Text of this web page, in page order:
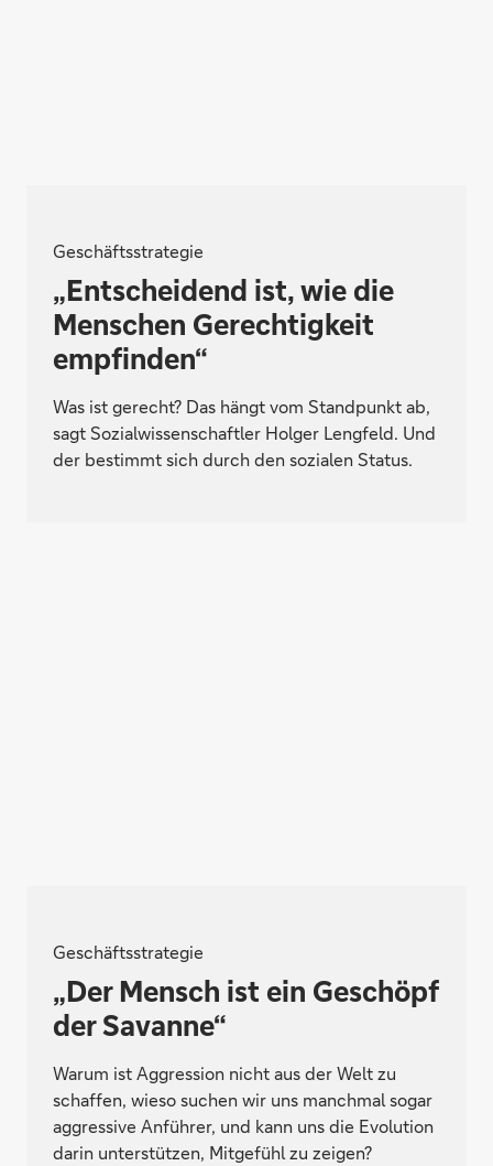
Geschäftsstrategie
„Entscheidend ist, wie die
Menschen Gerechtigkeit
empfinden“
Was ist gerecht? Das hängt vom Standpunkt ab,
sagt Sozialwissenschaftler Holger Lengfeld. Und
der bestimmt sich durch den sozialen Status.
Geschäftsstrategie
„Der Mensch ist ein Geschöpf
der Savanne“
Warum ist Aggression nicht aus der Welt zu
schaffen, wieso suchen wir uns manchmal sogar
aggressive Anführer, und kann uns die Evolution
darin unterstützen, Mitgefühl zu zeigen?